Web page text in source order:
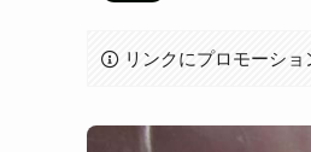
リンクにプロモーシ